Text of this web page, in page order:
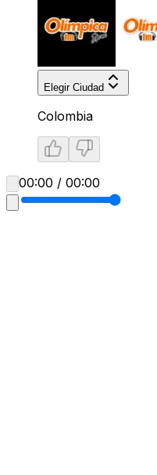
Elegir Ciudad
Colombia
00:00 / 00:00